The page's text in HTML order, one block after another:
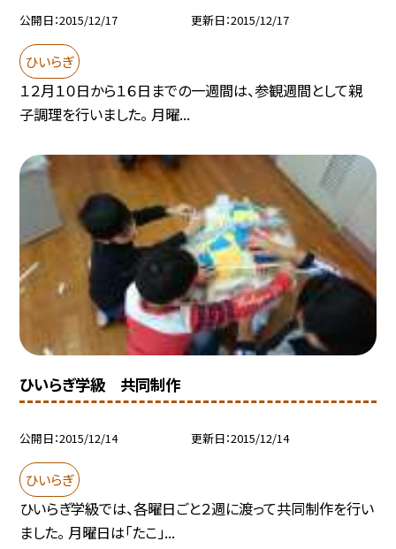
公開日 2015/12/17 更新日 2015/12/17
ひいらぎ
１２月１０日から１６日までの一週間は、参観週間として親
子調理を行いました。 月曜...
ひいらぎ学級 共同制作
公開日 2015/12/14 更新日 2015/12/14
ひいらぎ
ひいらぎ学級では、各曜日ごと２週に渡って共同制作を行い
ました。 月曜日は「たこ」...